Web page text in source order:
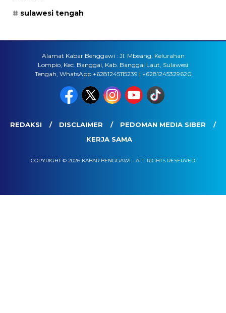
sulawesi tengah
Alamat Kabar Benggawi : Jl. Mbeang, Kelurahan
Lompio, Kec. Banggai, Kab. Banggai Laut, Sulawesi
Tengah, WhatsApp +6281245115239 | +6281245329620
REDAKSI DISCLAIMER
PEDOMAN MEDIA SIBER
KERJA SAMA
COPYRIGHT © 2026 KABAR BENGGAWI - ALL RIGHTS RESERVED